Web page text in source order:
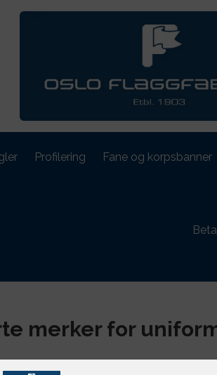
Profilering Fane og korpsbanner
merker for
merker med norsk flagg som